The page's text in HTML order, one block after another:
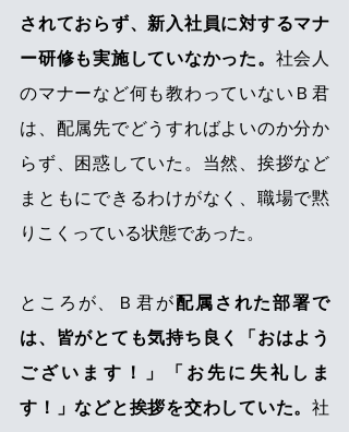
されておらず、新入社員に対するマナ
ー研修も実施していなかった。 社会人
のマナーなど何も教わっていないＢ君
は、配属先でどうすればよいのか分か
らず、困惑していた。当然、挨拶など
まともにできるわけがなく、職場で黙
りこくっている状態であった。
ところが、Ｂ君が配属された部署で
は、皆がとても気持ち良く「おはよう
ございます！」「お先に失礼しま
す！」などと挨拶を交わしていた。 社